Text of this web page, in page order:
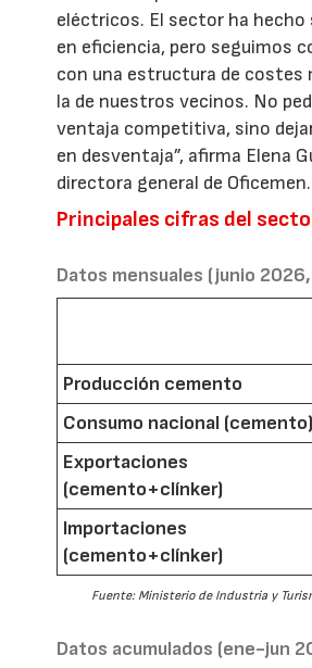
eléctricos. El sector ha hecho
en eficiencia, pero seguimos
con una estructura de costes
la de nuestros vecinos. No
ventaja competitiva, sino
en desventaja”, afirma Elena
directora general de Oficemen.
Principales cifras del
Datos mensuales (junio
Producción cemento
Consumo nacional (cemento)
Exportaciones
(cemento+clínker)
Importaciones
(cemento+clínker)
Fuente: Ministerio de Industria y
Datos acumulados (ene-jun